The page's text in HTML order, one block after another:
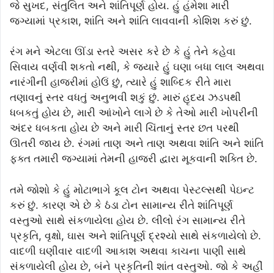
જે સુખદ, સંતુલિત અને શાંતિપૂર્ણ હોય. હું હંમેશા મારી
જગ્યામાં પ્રકાશ, શાંતિ અને શાંતિ લાવવાની કોશિશ કરું છું.
રંગ મને એટલા ઊંડા સ્તરે અસર કરે છે કે હું તેને કહેવા
સિવાય વર્ણવી શકતો નથી, કે જ્યારે હું ઘણા બધા લાલ અથવા
નારંગીની હાજરીમાં હોઉં છું, ત્યારે હું શાબ્દિક રીતે મારા
તણાવનું સ્તર વધતું અનુભવી શકું છું. મારું હૃદય ઝડપથી
ધબકતું હોય છે, મારી આંખોને લાગે છે કે તેઓ મારી ખોપરીની
અંદર ધબકતા હોય છે અને મારી ચિંતાનું સ્તર છત પરથી
ઊતરી જાય છે. રંગમાં તાણ અને તાણ અથવા શાંતિ અને શાંતિ
ફક્ત તમારી જગ્યામાં તેમની હાજરી દ્વારા મૂકવાની શક્તિ છે.
તમે જોશો કે હું મોટાભાગે કૂલ ટોન અથવા પેસ્ટલ્સથી પેઇન્ટ
કરું છું. કારણ એ છે કે ઠંડા ટોન સામાન્ય રીતે શાંતિપૂર્ણ
વસ્તુઓ સાથે સંકળાયેલા હોય છે. લીલો રંગ સામાન્ય રીતે
પ્રકૃતિ, વૃક્ષો, ઘાસ અને શાંતિપૂર્ણ દ્રશ્યો સાથે સંકળાયેલો છે.
વાદળી ઘણીવાર વાદળી આકાશ અથવા કાચના પાણી સાથે
સંકળાયેલી હોય છે, બંને પ્રકૃતિની શાંત વસ્તુઓ. જો કે અહીં